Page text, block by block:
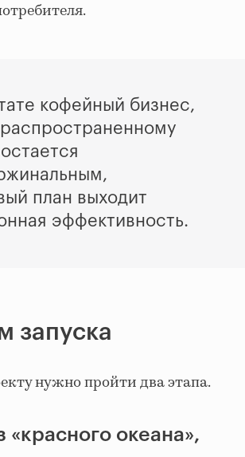
кофейный бизнес,
план выходит
эффективность.
запуска
нужно пройти два этапа.
«красного океана»,